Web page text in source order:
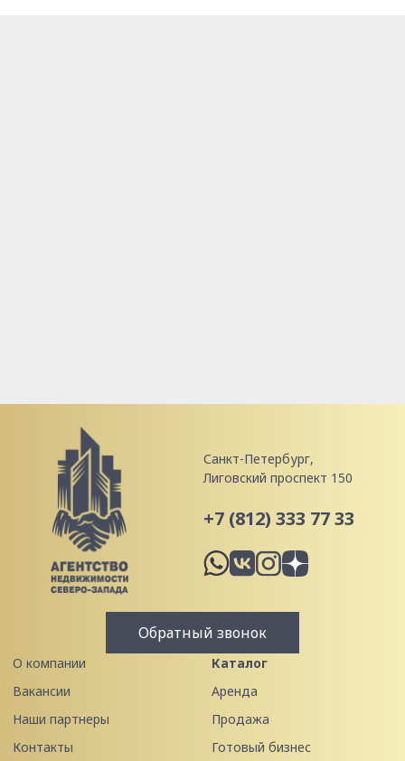
Санкт-Петербург,
Лиговский проспект 150
+7 (812) 333 77 33
Обратный звонок
О компании
Вакансии
Наши партнеры
Контакты
Каталог
Аренда
Продажа
Готовый бизнес